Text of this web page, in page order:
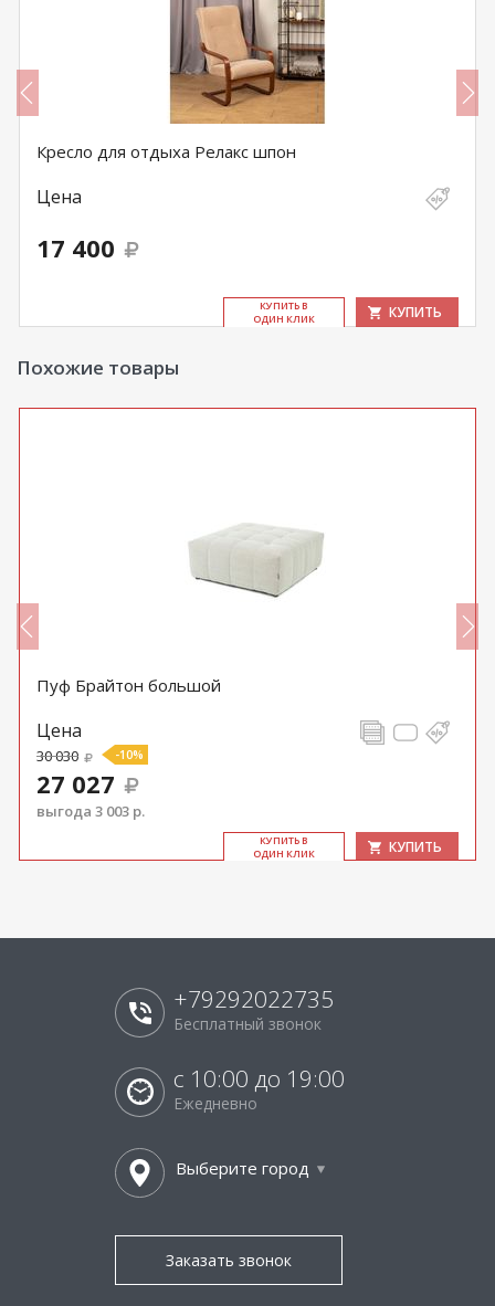
Кресло для отдыха Релакс шпон
Цена
17 400
КУ­ПИТЬ В
ОДИН КЛИК
КУПИТЬ
Похожие товары
Пуф Брайтон большой
Цена
30 030 -10%
27 027
выгода 3 003 р.
КУ­ПИТЬ В
ОДИН КЛИК
КУПИТЬ
+79292022735
Бесплатный звонок
с 10:00 до 19:00
Ежедневно
Выберите город
Заказать звонок